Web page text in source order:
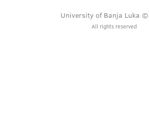
University of Banja Luka
All rights reserved